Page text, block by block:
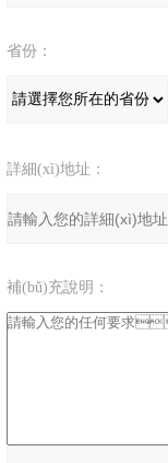
省份：
詳細(xì)地址：
補(bǔ)充說明：